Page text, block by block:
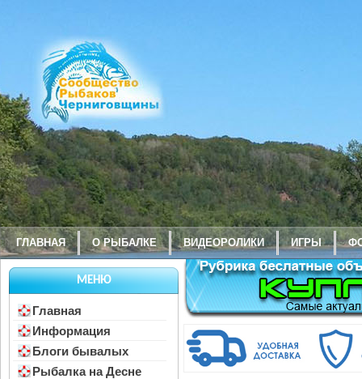
ГЛАВНАЯ О РЫБАЛКЕ ВИДЕОРОЛИКИ ИГРЫ
МЕНЮ
Главная
Информация
Блоги бывалых
Рыбалка на Десне